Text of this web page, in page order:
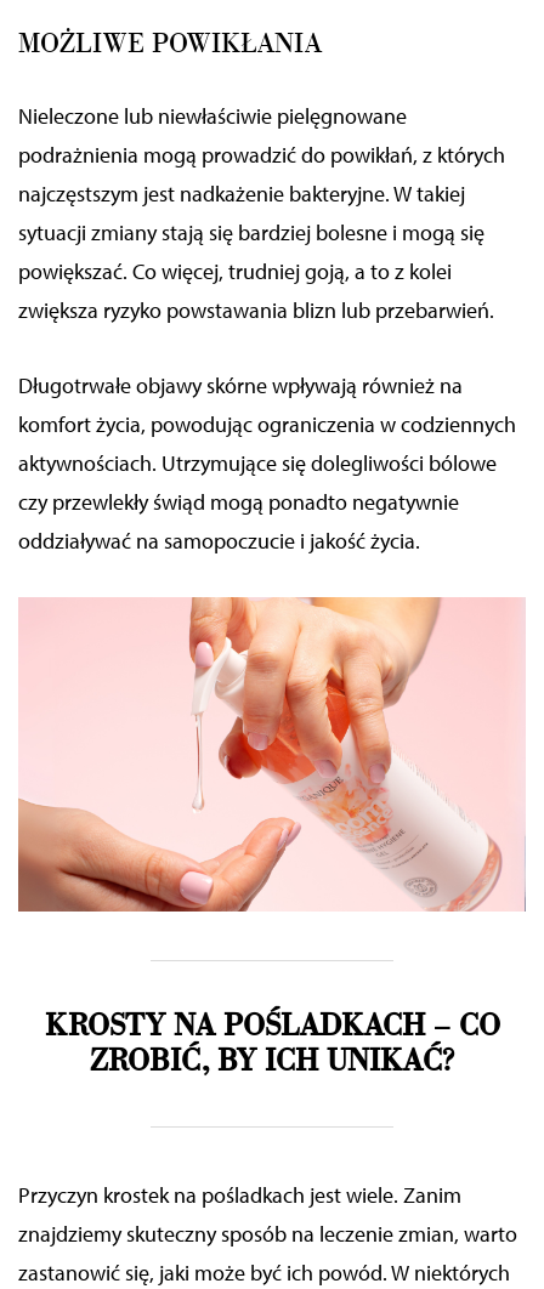
MOŻLIWE POWIKŁANIA
Nieleczone lub niewłaściwie pielęgnowane
podrażnienia mogą prowadzić do powikłań, z których
najczęstszym jest nadkażenie bakteryjne. W takiej
sytuacji zmiany stają się bardziej bolesne i mogą się
powiększać. Co więcej, trudniej goją, a to z kolei
zwiększa ryzyko powstawania blizn lub przebarwień.
Długotrwałe objawy skórne wpływają również na
komfort życia, powodując ograniczenia w codziennych
aktywnościach. Utrzymujące się dolegliwości bólowe
czy przewlekły świąd mogą ponadto negatywnie
oddziaływać na samopoczucie i jakość życia.
KROSTY NA POŚLADKACH –CO
ZROBIĆ, BY ICH UNIKAĆ?
Przyczyn krostek na pośladkach jest wiele. Zanim
znajdziemy skuteczny sposób na leczenie zmian, warto
zastanowić się, jaki może być ich powód. W niektórych